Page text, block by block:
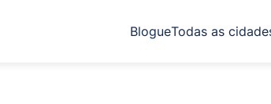
BlogueTodas as